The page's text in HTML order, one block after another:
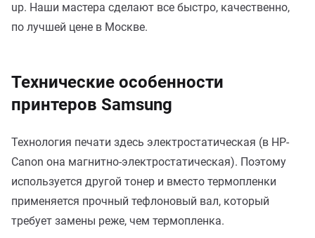
up. Наши мастера сделают все быстро, качественно,
по лучшей цене в Москве.
Технические особенности
принтеров Samsung
Технология печати здесь электростатическая (в HP-
Canon она магнитно-электростатическая). Поэтому
используется другой тонер и вместо термопленки
применяется прочный тефлоновый вал, который
требует замены реже, чем термопленка.